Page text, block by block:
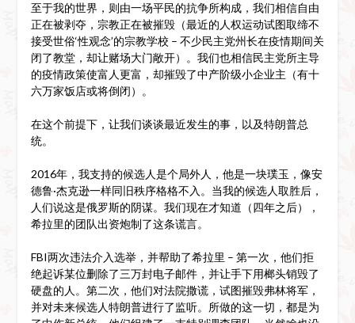
至于我的世界，则由一场平民的抗争所构成，我们相信自由
正在被剥夺，宗教正在被摧毁（最近的人权运动试图取缔不
接受世俗‘性观念’的宗教学校 – 不少民主党州长在疫情期间关
闭了教堂，却让赌场大门敞开）。我们也相信民主党所主导
的疫情政策使富人更富，却摧毁了中产阶级小企业主（有十
六万家饭店或将倒闭）。
在这个前提下，让我们谈谈最近发生的事，以及特朗普总
统。
2016年，我支持的候选人是个局外人，他是一块璞玉，像安
德鲁·杰克逊一样同旧秩序格格不入。当我的候选人取胜后，
人们说这是俄罗斯的阴谋。我们现在才知道（四年之后），
希拉里的团队出资炮制了这条谎言。
FBI两次违法介入选举，并帮助了希拉里 – 第一次，他们拒
绝起诉某位删除了三万封电子邮件，并让手下用榔头销毁了
硬盘的人。第二次，他们对法院撒谎，试图摧毁弗林将军，
并对未来候选人特朗普进行了监听。所做的这一切，都是为